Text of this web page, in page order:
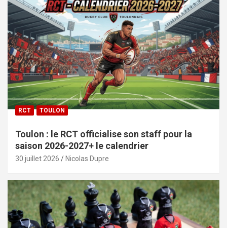
RCT TOULON
Toulon : le RCT officialise son staff pour la
saison 2026-2027+ le calendrier
30 juillet 2026 Nicolas Dupre